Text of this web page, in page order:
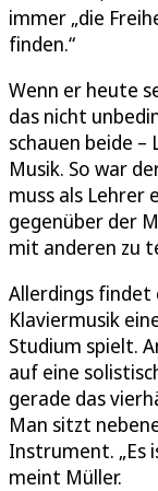
immer „die
finden.“
Wenn er heute
das nicht
schauen beide –
Musik. So war
muss als Lehrer
gegenüber der
mit anderen zu
Allerdings findet
Klaviermusik
Studium spielt.
auf eine
gerade das
Man sitzt
Instrument. „Es
meint Müller.